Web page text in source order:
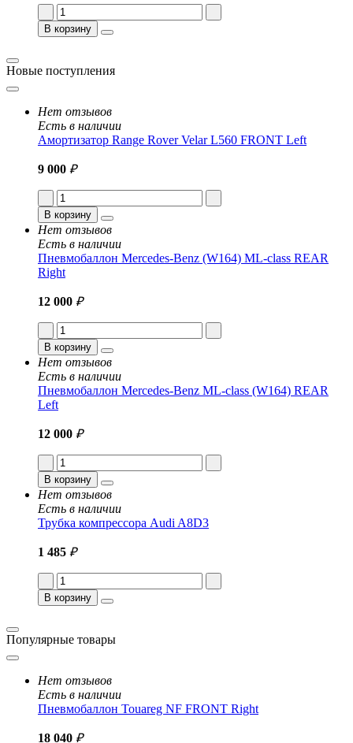
В корзину
Новые поступления
Нет отзывов
Есть в наличии
Амортизатор Range Rover Velar L560 FRONT Left
9 000 ₽
В корзину
Нет отзывов
Есть в наличии
Пневмобаллон Mercedes-Benz (W164) ML-class REAR
Right
12 000 ₽
В корзину
Нет отзывов
Есть в наличии
Пневмобаллон Mercedes-Benz ML-class (W164) REAR
Left
12 000 ₽
В корзину
Нет отзывов
Есть в наличии
Трубка компрессора Audi A8D3
1 485 ₽
В корзину
Популярные товары
Нет отзывов
Есть в наличии
Пневмобаллон Touareg NF FRONT Right
18 040 ₽